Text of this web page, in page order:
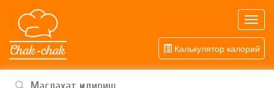
Калькулятор калорий